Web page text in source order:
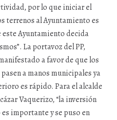
por lo que iniciar el
terrenos al Ayuntamiento es
este Ayuntamiento decida
La portavoz del PP,
a favor de que los
a manos municipales ya
es rápido. Para el alcalde
Vaquerizo, “la inversión
importante y se puso en